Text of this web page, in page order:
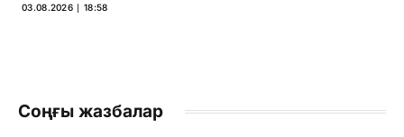
03.08.2026 ∣ 18:58
Соңғы жазбалар